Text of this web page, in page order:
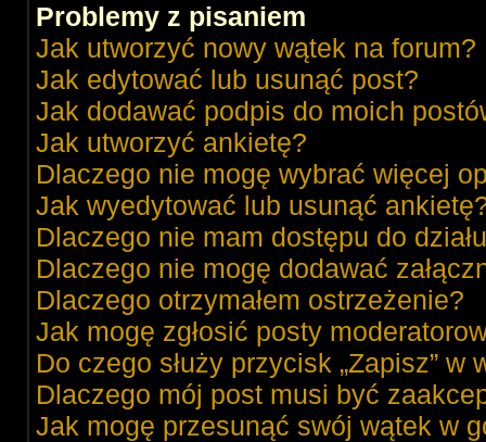
Problemy z pisaniem
Jak utworzyć nowy wątek na forum?
Jak edytować lub usunąć post?
Jak dodawać podpis do moich
Jak utworzyć ankietę?
Dlaczego nie mogę wybrać więcej
Jak wyedytować lub usunąć
Dlaczego nie mam dostępu do
Dlaczego nie mogę dodawać
Dlaczego otrzymałem ostrzeżenie?
Jak mogę zgłosić posty
Do czego służy przycisk „Zapisz”
Dlaczego mój post musi być
Jak mogę przesunąć swój wątek w